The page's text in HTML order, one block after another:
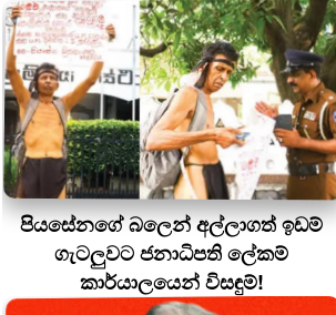
පියසේනගේ බලෙන් අල්ලාගත් ඉඩම්
ගැටලුවට ජනාධිපති ලේකම්
කාර්යාලයෙන් විසඳුම්!